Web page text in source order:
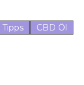
CBD Öl